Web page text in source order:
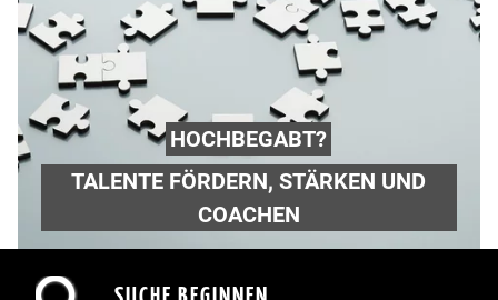
HOCHBEGABT?
TALENTE FÖRDERN, STÄRKEN UND
COACHEN